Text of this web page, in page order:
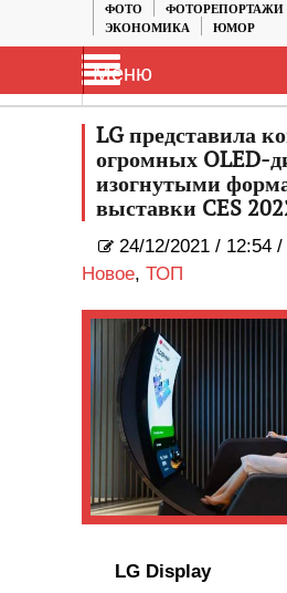
ФОТО
ФОТОРЕПОРТАЖИ
ЭКОНОМИКА
ЮМОР
Меню
LG представила
огромных OLED-
изогнутыми
выставки CES
24/12/2021 / 12:54 /
Новое, ТОП
LG Display